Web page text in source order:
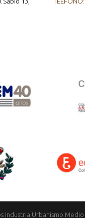
Industria Urbanismo Medio